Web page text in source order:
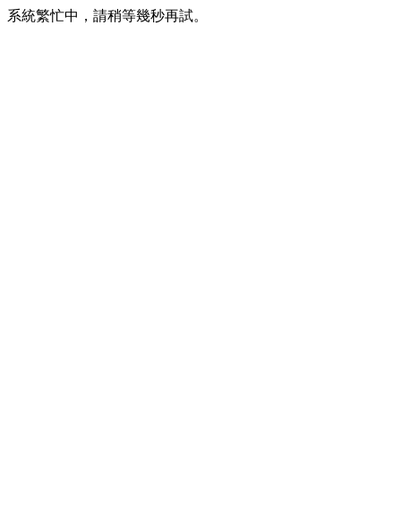
系統繁忙中，請稍等幾秒再試。